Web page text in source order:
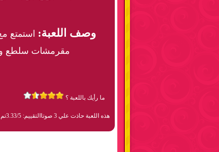
وصف اللعبة: استمتع
مقرمشات سلطع
ما رأيك باللعبة ؟
هذه اللعبة حاذت علي 3 صوتا التقييم: 3.33/5 تم